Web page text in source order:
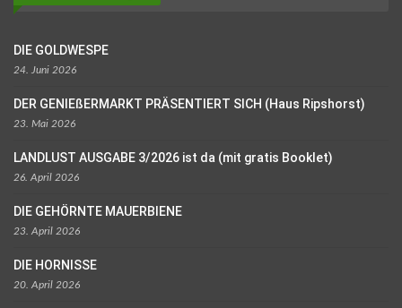
DIE GOLDWESPE
24. Juni 2026
DER GENIEßERMARKT PRÄSENTIERT SICH (Haus Ripshorst)
23. Mai 2026
LANDLUST AUSGABE 3/2026 ist da (mit gratis Booklet)
26. April 2026
DIE GEHÖRNTE MAUERBIENE
23. April 2026
DIE HORNISSE
20. April 2026